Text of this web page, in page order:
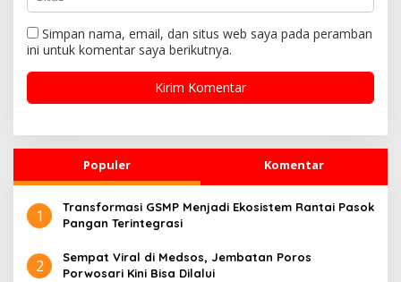
Simpan nama, email, dan situs web saya pada peramban
ini untuk komentar saya berikutnya.
Populer Komentar
1
Transformasi GSMP Menjadi Ekosistem Rantai Pasok
Pangan Terintegrasi
2
Sempat Viral di Medsos, Jembatan Poros
Porwosari Kini Bisa Dilalui